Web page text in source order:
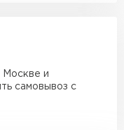
Москве и
самовывоз с